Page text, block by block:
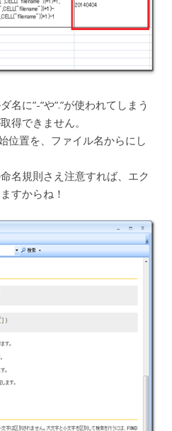
名に”-”や”.”が使われてしまう
得できません。
位置を、ファイル名からにし
名規則さえ注意すれば、エク
すからね！